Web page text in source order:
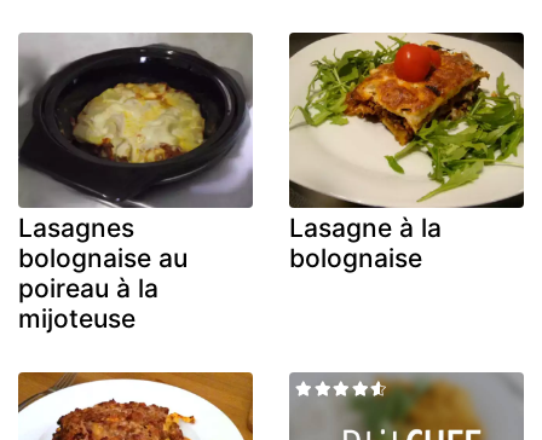
Lasagnes
bolognaise au
poireau à la
mijoteuse
Lasagne à la
bolognaise